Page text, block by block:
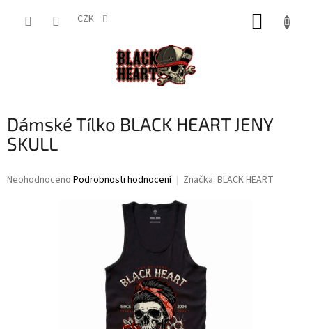
CZK
Dámské Tílko BLACK HEART JENY
SKULL
Průměrné
Neohodnoceno Podrobnosti hodnocení Značka: BLACK HEART